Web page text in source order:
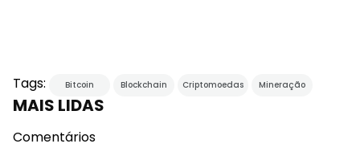
Tags: Bitcoin Blockchain Criptomoedas Mineração
MAIS LIDAS
Comentários